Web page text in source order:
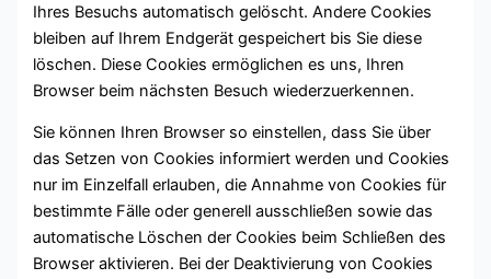
Ihres Besuchs automatisch gelöscht. Andere Cookies
bleiben auf Ihrem Endgerät gespeichert bis Sie diese
löschen. Diese Cookies ermöglichen es uns, Ihren
Browser beim nächsten Besuch wiederzuerkennen.
Sie können Ihren Browser so einstellen, dass Sie über
das Setzen von Cookies informiert werden und Cookies
nur im Einzelfall erlauben, die Annahme von Cookies für
bestimmte Fälle oder generell ausschließen sowie das
automatische Löschen der Cookies beim Schließen des
Browser aktivieren. Bei der Deaktivierung von Cookies